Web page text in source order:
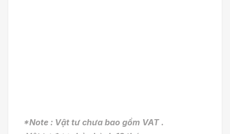
*Note : Vật tư chưa bao gồm VAT .